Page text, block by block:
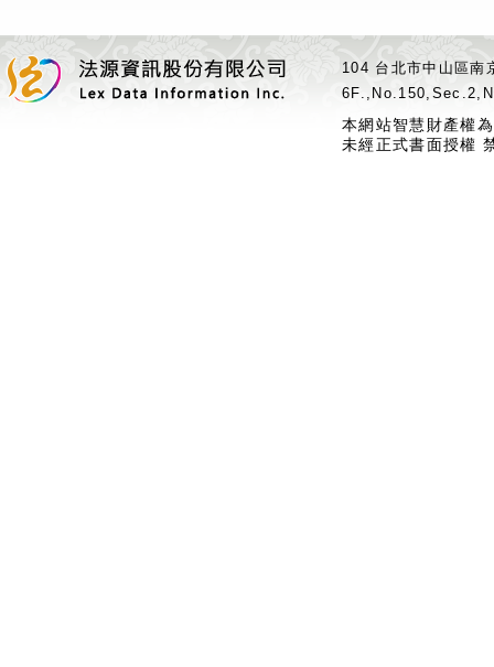
104 台北市中山區
本網站智慧財產權
未經正式書面授權